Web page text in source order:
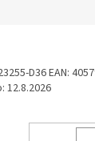
D36EAN:
12.8.2026